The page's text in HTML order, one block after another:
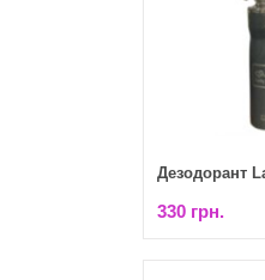
Дезодорант
330 грн.